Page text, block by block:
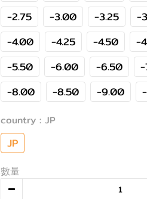
-2.75
-3.00 -3.25 -
-4.00
-4.25 -4.50 -
-5.50
-6.00 -6.50 -
-8.00
-8.50 -9.00
country : JP
JP
數量